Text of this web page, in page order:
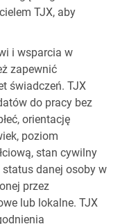
TJX, aby
i wsparcia w
zapewnić
świadczeń. TJX
do pracy bez
orientację
poziom
stan cywilny
danej osoby w
przez
lub lokalne. TJX